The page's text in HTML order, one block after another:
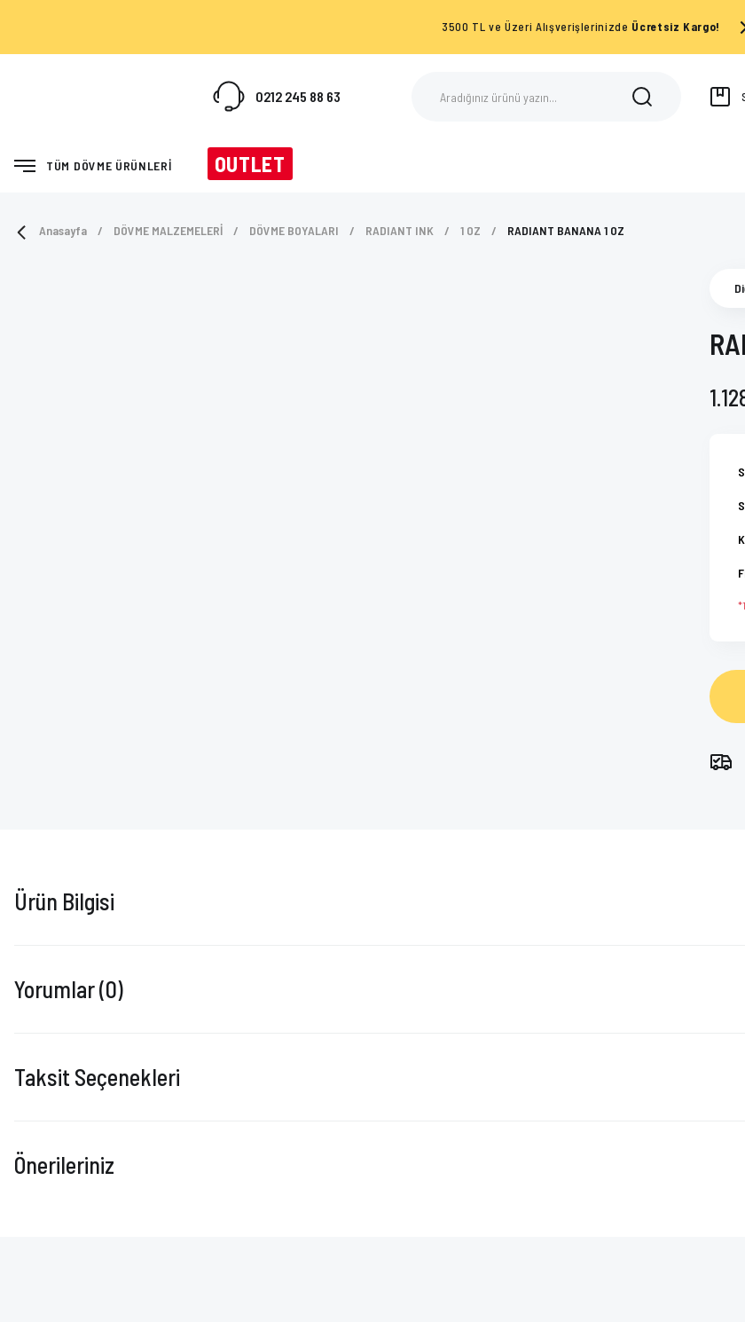
3500 TL ve Üzeri Alışverişlerinizde Ücretsiz Kargo!
0212 245 88 63
TÜM DÖVME ÜRÜNLERİ OUTLET
Anasayfa DÖVME MALZEMELERİ DÖVME BOYALARI RADIANT INK 1 OZ RADIANT BANANA 1 OZ
Ürün Bilgisi
Yorumlar (0)
Taksit Seçenekleri
Önerileriniz